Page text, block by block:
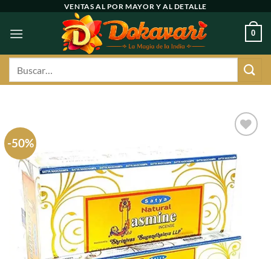
contenido
VENTAS AL POR MAYOR Y AL DETALLE
0
-50%
a
favoritos